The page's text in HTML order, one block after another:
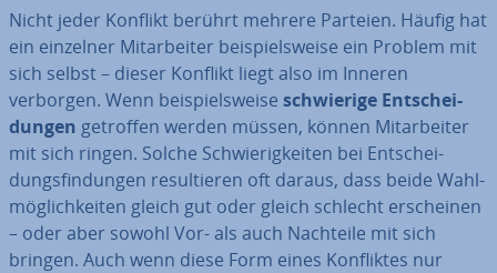
Nicht jeder Konflikt berührt mehrere Parteien. Häufig hat
ein einzelner Mit­ar­bei­ter bei­spiels­wei­se ein Problem mit
sich selbst – dieser Konflikt liegt also im Inneren
verborgen. Wenn bei­spiels­wei­se schwie­ri­ge Ent­schei­
dun­gen getroffen werden müssen, können Mit­ar­bei­ter
mit sich ringen. Solche Schwie­rig­kei­ten bei Ent­schei­
dungs­fin­dun­gen re­sul­tie­ren oft daraus, dass beide Wahl­
mög­lich­kei­ten gleich gut oder gleich schlecht er­schei­nen
– oder aber sowohl Vor- als auch Nachteile mit sich
bringen. Auch wenn diese Form eines Kon­flik­tes nur